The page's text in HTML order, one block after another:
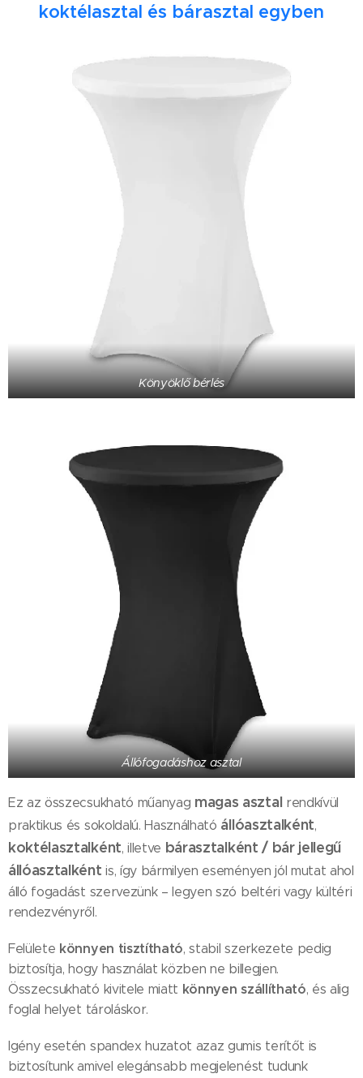
koktélasztal és bárasztal egyben
Könyöklő bérlés
Állófogadáshoz asztal
Ez az összecsukható műanyag magas asztal rendkívül
praktikus és sokoldalú. Használható állóasztalként,
koktélasztalként, illetve bárasztalként / bár jellegű
állóasztalként is, így bármilyen eseményen jól mutat ahol
álló fogadást szervezünk – legyen szó beltéri vagy kültéri
rendezvényről.
Felülete könnyen tisztítható, stabil szerkezete pedig
biztosítja, hogy használat közben ne billegjen.
Összecsukható kivitele miatt könnyen szállítható, és alig
foglal helyet tároláskor.
Igény esetén spandex huzatot azaz gumis terítőt is
biztosítunk amivel elegánsabb megjelenést tudunk